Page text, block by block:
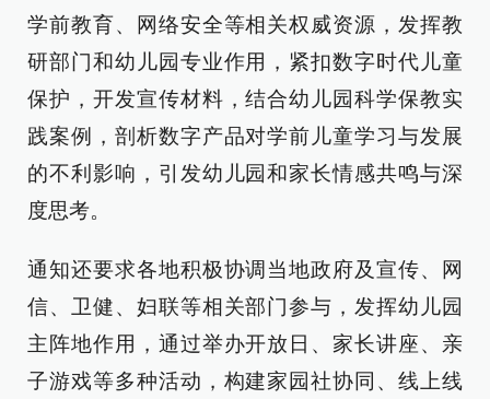
学前教育、网络安全等相关权威资源，发挥教
研部门和幼儿园专业作用，紧扣数字时代儿童
保护，开发宣传材料，结合幼儿园科学保教实
践案例，剖析数字产品对学前儿童学习与发展
的不利影响，引发幼儿园和家长情感共鸣与深
度思考。
通知还要求各地积极协调当地政府及宣传、网
信、卫健、妇联等相关部门参与，发挥幼儿园
主阵地作用，通过举办开放日、家长讲座、亲
子游戏等多种活动，构建家园社协同、线上线